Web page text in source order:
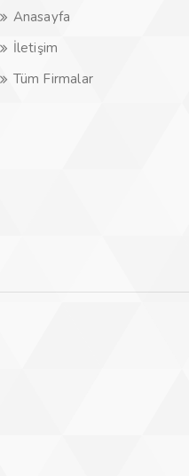
Anasayfa
İletişim
Tüm Firmalar